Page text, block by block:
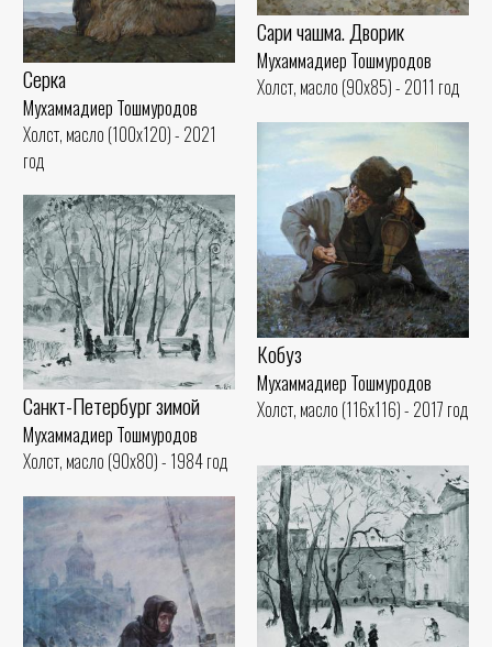
Сари чашма. Дворик
Мухаммадиер Тошмуродов
Холст, масло (90x85) - 2011 год
Серка
Мухаммадиер Тошмуродов
Холст, масло (100x120) - 2021
год
Кобуз
Мухаммадиер Тошмуродов
Холст, масло (116x116) - 2017 год
Санкт-Петербург зимой
Мухаммадиер Тошмуродов
Холст, масло (90x80) - 1984 год